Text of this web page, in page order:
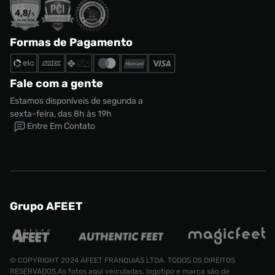
Formas de Pagamento
Fale com a gente
Estamos disponíveis de segunda a
sexta-feira, das 8h às 19h
Entre Em Contato
Grupo AFEET
© COPYRIGHT 2024 AFEET FRANQUIAS LTDA. TODOS OS DIREITOS
RESERVADOS.As fotos aqui veiculadas, logotipo e marca são de